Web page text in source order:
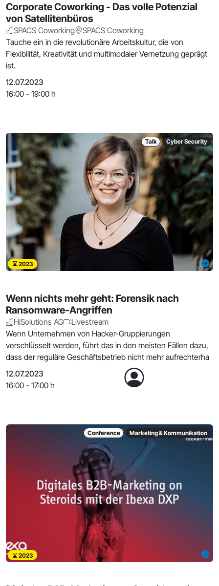
Corporate Coworking - Das volle Potenzial
von Satellitenbüros
SPACS Coworking
SPACS Coworking
Tauche ein in die revolutionäre Arbeitskultur, die von
Flexibilität, Kreativität und multimodaler Vernetzung geprägt
ist.
12.07.2023
16:00 - 19:00 h
Talk Cyber Security
2023
Wenn nichts mehr geht: Forensik nach
Ransomware-Angriffen
HiSolutions AG
Livestream
Wenn Unternehmen von Hacker-Gruppierungen
verschlüsselt werden, führt das in den meisten Fällen dazu,
dass der reguläre Geschäftsbetrieb nicht mehr aufrechterha
12.07.2023
16:00 - 17:00 h
Conference Marketing & Kommunikation
2023